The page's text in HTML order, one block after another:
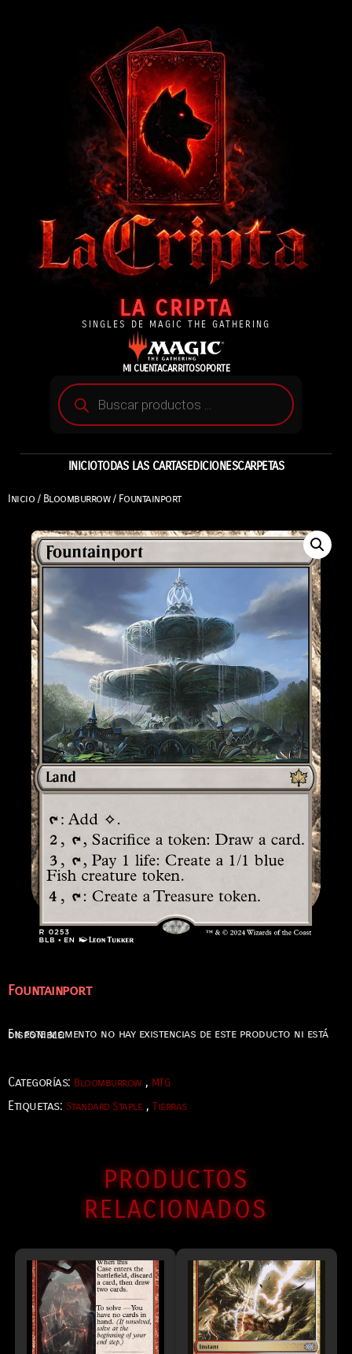
LA CRIPTA
SINGLES DE MAGIC THE GATHERING
MI CUENTACARRITOSOPORTE
INICIOTODAS LAS CARTASEDICIONESCARPETAS
Inicio / Bloomburrow/ Fountainport
Fountainport
En este momento no hay existencias de este producto ni está disponible.
Categorías: Bloomburrow , MTG
Etiquetas: Standard Staple , Tierras
PRODUCTOS
RELACIONADOS